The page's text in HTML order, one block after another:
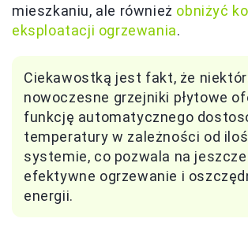
mieszkaniu, ale również obniżyć
eksploatacji ogrzewania.
Ciekawostką jest fakt, że
nowoczesne grzejniki płytowe
funkcję automatycznego
temperatury w zależności od
systemie, co pozwala na
efektywne ogrzewanie i
energii.